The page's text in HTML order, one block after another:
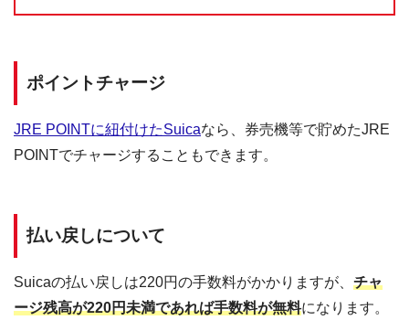
ポイントチャージ
JRE POINTに紐付けたSuicaなら、券売機等で貯めたJRE
POINTでチャージすることもできます。
払い戻しについて
Suicaの払い戻しは220円の手数料がかかりますが、 チャ
ージ残高が220円未満であれば手数料が無料になります。